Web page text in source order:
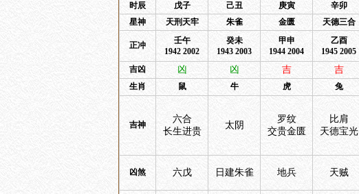
时辰
戊子 己丑 庚寅 辛卯
星神
天刑天牢 朱雀 金匮 天德三合
正冲
壬午
1942 2002
癸未
1943 2003
甲申
1944 2004
乙酉
1945 2005
吉凶
凶 凶 吉 吉
生肖 鼠 牛 虎 兔
吉神
六合
长生进贵
太阴
罗纹
交贵金匮
比肩
天德宝光
凶煞 六戊 日建朱雀 地兵 天贼